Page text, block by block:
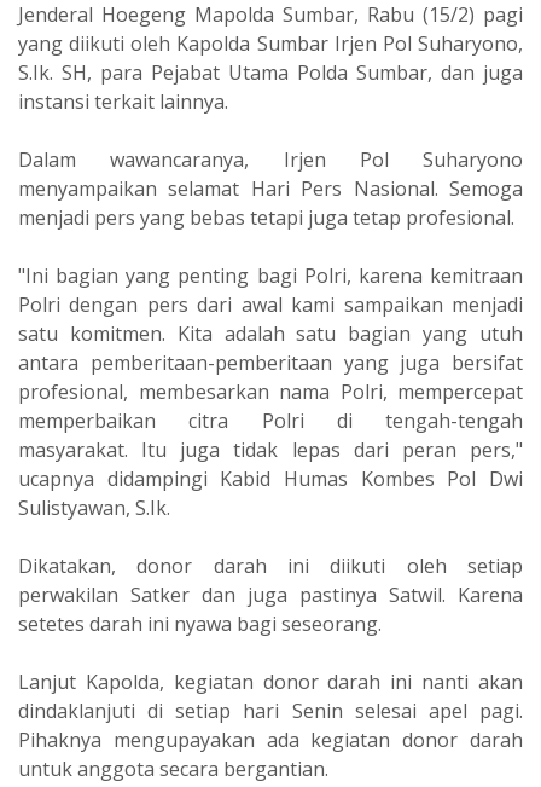
Jenderal Hoegeng Mapolda Sumbar, Rabu (15/2) pagi
yang diikuti oleh Kapolda Sumbar Irjen Pol Suharyono,
S.Ik. SH, para Pejabat Utama Polda Sumbar, dan juga
instansi terkait lainnya.
Dalam wawancaranya, Irjen Pol Suharyono
menyampaikan selamat Hari Pers Nasional. Semoga
menjadi pers yang bebas tetapi juga tetap profesional.
"Ini bagian yang penting bagi Polri, karena kemitraan
Polri dengan pers dari awal kami sampaikan menjadi
satu komitmen. Kita adalah satu bagian yang utuh
antara pemberitaan-pemberitaan yang juga bersifat
profesional, membesarkan nama Polri, mempercepat
memperbaikan citra Polri di tengah-tengah
masyarakat. Itu juga tidak lepas dari peran pers,"
ucapnya didampingi Kabid Humas Kombes Pol Dwi
Sulistyawan, S.Ik.
Dikatakan, donor darah ini diikuti oleh setiap
perwakilan Satker dan juga pastinya Satwil. Karena
setetes darah ini nyawa bagi seseorang.
Lanjut Kapolda, kegiatan donor darah ini nanti akan
dindaklanjuti di setiap hari Senin selesai apel pagi.
Pihaknya mengupayakan ada kegiatan donor darah
untuk anggota secara bergantian.